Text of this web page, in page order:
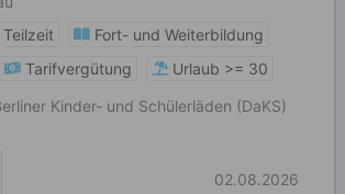
Teilzeit
Fort- und Weiterbildung
Tarifvergütung
Urlaub >= 30
Kinder- und Schülerläden (DaKS)
02.08.2026